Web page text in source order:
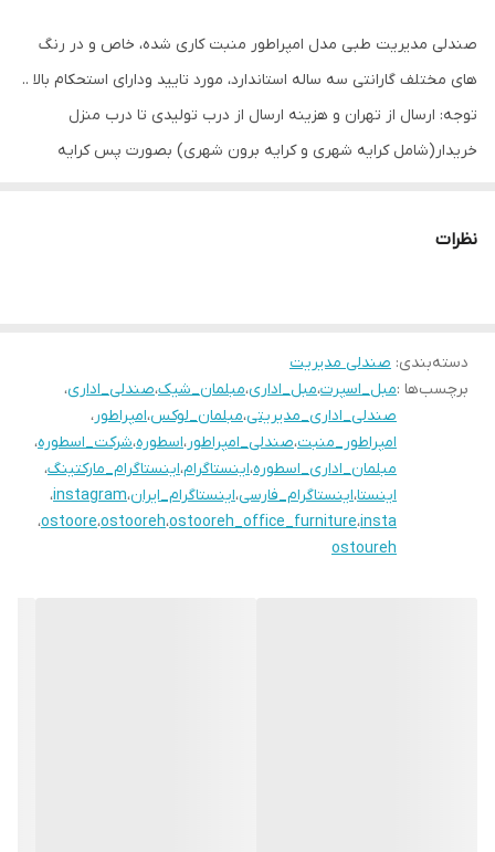
صندلی مدیریت طبی مدل امپراطور منبت کاری شده، خاص و در رنگ
های مختلف گارانتی سه ساله استاندارد، مورد تایید ودارای استحکام بالا ..
توجه: ارسال از تهران و هزینه ارسال از درب تولیدی تا درب منزل
خریدار(شامل کرایه شهری و کرایه برون شهری) بصورت پس کرایه
نظرات
دسته‌بندی: صندلی مدیریت
برچسب‌ها :مبل_اسپرت،مبل_اداری،مبلمان_شیک،صندلی_اداری،
صندلی_اداری_مدیریتی،مبلمان_لوکس،امپراطور،
امپراطور_منبت،صندلی_امپراطور،اسطوره،شرکت_اسطوره،
مبلمان_اداری_اسطوره،اینستاگرام،اینستاگرام_مارکتینگ،
اینستا،اینستاگرام_فارسی،اینستاگرام_ایران،instagram،
insta،ostooreh_office_furniture،ostooreh،ostoore،
ostoureh